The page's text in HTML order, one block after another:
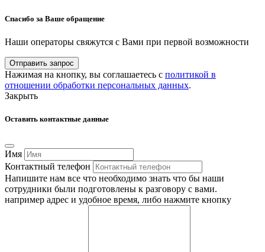
Спасибо за Ваше обращение
Наши операторы свяжутся с Вами при первой возможности
Отправить запрос
Нажимая на кнопку, вы соглашаетесь с политикой в
отношении обработки персональных данных.
Закрыть
Оставить контактные данные
Имя
Контактный телефон
Напишите нам все что необходимо знать что бы наши
сотрудники были подготовлены к разговору с вами.
например адрес и удобное время, либо нажмите кнопку